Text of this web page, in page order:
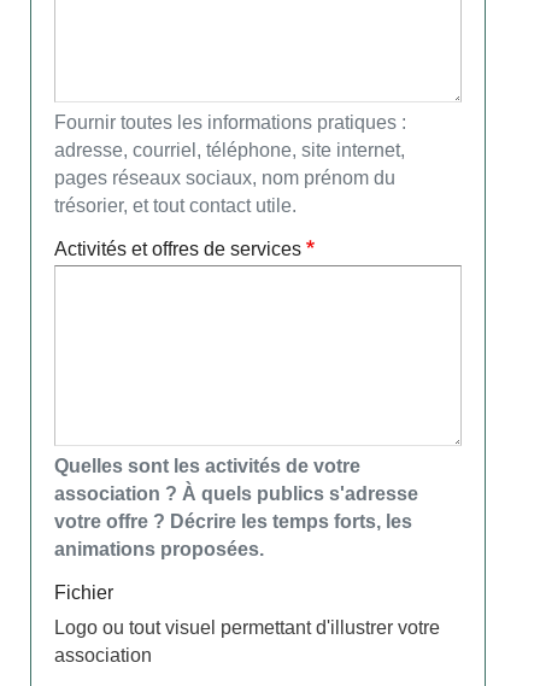
Fournir toutes les informations pratiques :
adresse, courriel, téléphone, site internet,
pages réseaux sociaux, nom prénom du
trésorier, et tout contact utile.
Activités et offres de services
Quelles sont les activités de votre
association ? À quels publics s'adresse
votre offre ? Décrire les temps forts, les
animations proposées.
Fichier
Logo ou tout visuel permettant d'illustrer votre
association